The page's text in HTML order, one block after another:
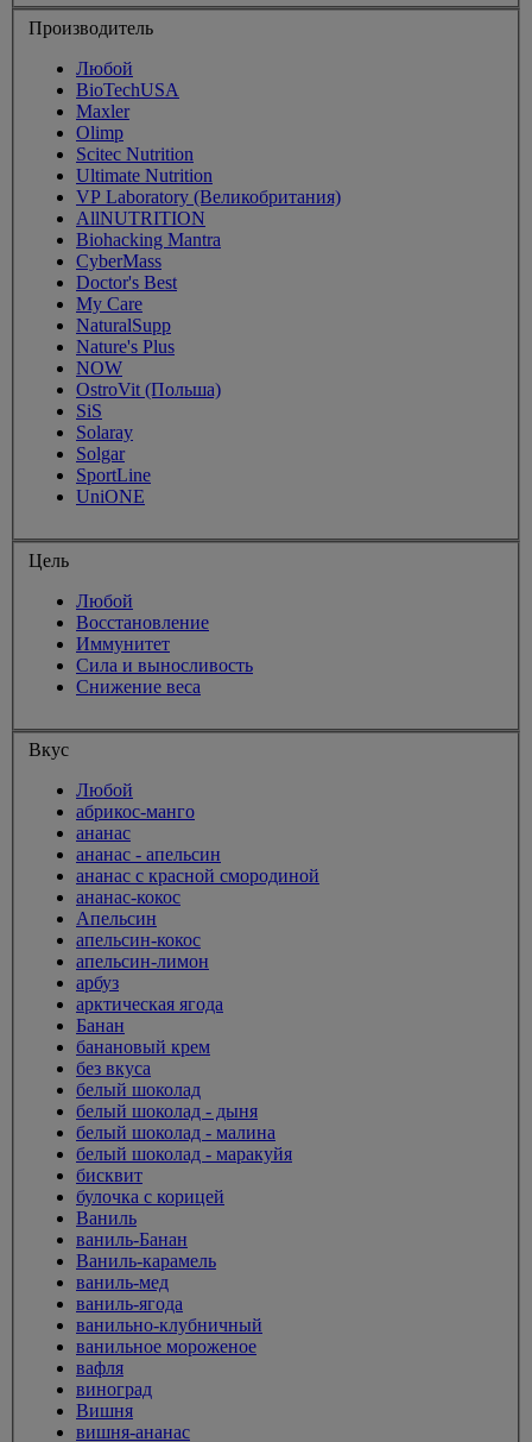
Производитель
Любой
BioTechUSA
Maxler
Olimp
Scitec Nutrition
Ultimate Nutrition
VP Laboratory (Великобритания)
AllNUTRITION
Biohacking Mantra
CyberMass
Doctor's Best
My Care
NaturalSupp
Nature's Plus
NOW
OstroVit (Польша)
SiS
Solaray
Solgar
SportLine
UniONE
Цель
Любой
Восстановление
Иммунитет
Сила и выносливость
Снижение веса
Вкус
Любой
абрикос-манго
ананас
ананас - апельсин
ананас с красной смородиной
ананас-кокос
Апельсин
апельсин-кокос
апельсин-лимон
арбуз
арктическая ягода
Банан
банановый крем
без вкуса
белый шоколад
белый шоколад - дыня
белый шоколад - малина
белый шоколад - маракуйя
бисквит
булочка с корицей
Ваниль
ваниль-Банан
Ваниль-карамель
ваниль-мед
ваниль-ягода
ванильно-клубничный
ванильное мороженое
вафля
виноград
Вишня
вишня-ананас